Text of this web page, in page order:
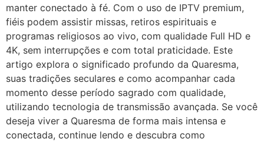
manter conectado à fé. Com o uso de IPTV premium,
fiéis podem assistir missas, retiros espirituais e
programas religiosos ao vivo, com qualidade Full HD e
4K, sem interrupções e com total praticidade. Este
artigo explora o significado profundo da Quaresma,
suas tradições seculares e como acompanhar cada
momento desse período sagrado com qualidade,
utilizando tecnologia de transmissão avançada. Se você
deseja viver a Quaresma de forma mais intensa e
conectada, continue lendo e descubra como